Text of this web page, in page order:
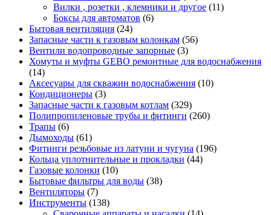
Вилки , розетки , клемники и другое (11)
Боксы для автоматов (6)
Бытовая вентиляция (24)
Запасные части к газовым колонкам (56)
Вентили водопроводные запорные (3)
Хомуты и муфты GEBO ремонтные для водоснабжения
(14)
Аксесуары для скважин водоснабжения (10)
Кондиционеры (3)
Запасные части к газовым котлам (329)
Полипропиленовые трубы и фитинги (260)
Трапы (6)
Дымоходы (61)
Фитинги резьбовые из латуни и чугуна (196)
Кольца уплотнительные и прокладки (44)
Газовые колонки (10)
Бытовые фильтры для воды (38)
Вентиляторы (7)
Инструменты (138)